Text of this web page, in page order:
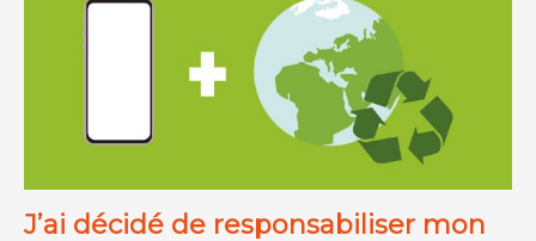
J’ai décidé de responsabiliser mon